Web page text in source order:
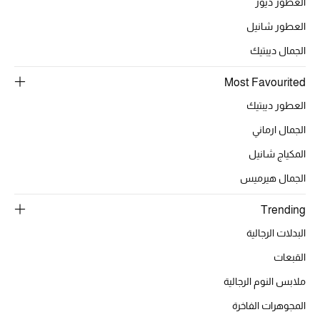
العطور شانيل
الجمال ديبتيك
Most Favourited
العطور ديبتيك
الجمال ارماني
المكياج شانيل
الجمال هيرميس
Trending
البدلات الرجالية
القبعات
ملابس النوم الرجالية
المجوهرات الفاخرة